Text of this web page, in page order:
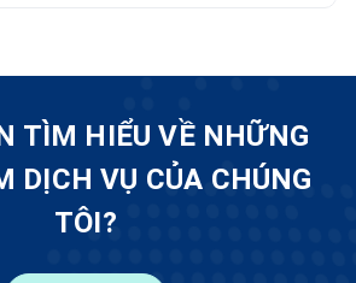
TÌM HIỂU VỀ NHỮNG
DỊCH VỤ CỦA CHÚNG
TÔI?